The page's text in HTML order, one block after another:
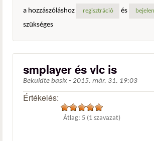
a hozzászóláshoz regisztráció és
szükséges
smplayer és vlc is
Beküldte basix - 2015. már. 31. 19:03
Értékelés:
Átlag: 5 (1 szavazat)